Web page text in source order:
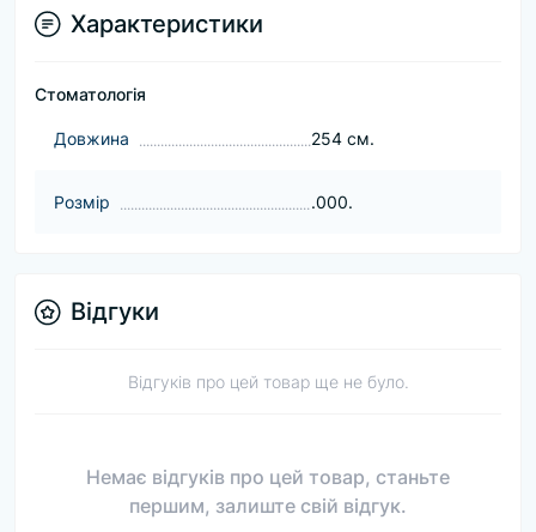
Характеристики
Стоматологія
Довжина 254 см.
Розмір .000.
Відгуки
Відгуків про цей товар ще не було.
Немає відгуків про цей товар, станьте
першим, залиште свій відгук.